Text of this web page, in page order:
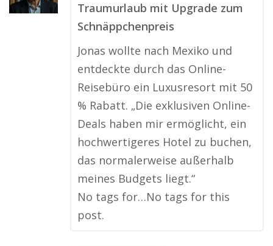
Traumurlaub mit Upgrade zum
Schnäppchenpreis
Jonas wollte nach Mexiko und
entdeckte durch das Online-
Reisebüro ein Luxusresort mit 50
% Rabatt. „Die exklusiven Online-
Deals haben mir ermöglicht, ein
hochwertigeres Hotel zu buchen,
das normalerweise außerhalb
meines Budgets liegt.“
No tags for…No tags for this
post.